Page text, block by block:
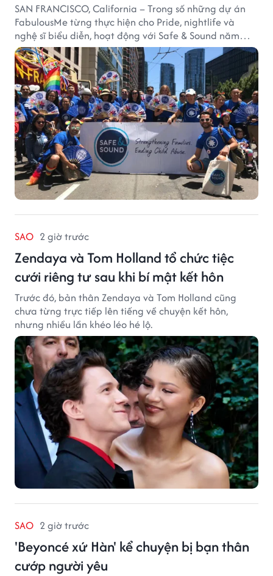
SAN FRANCISCO, California – Trong số những dự án
FabulousMe từng thực hiện cho Pride, nightlife và
nghệ sĩ biểu diễn, hoạt động với Safe & Sound năm
2019 mang một bối cảnh khác biệt. Safe & Sound là tổ
chức phi lợi nhuận tại San Francisco hoạt động trong
lĩnh vực phòng ngừa bạo hành trẻ em, hỗ trợ gia đình
và xây dựng môi trường an toàn cho trẻ em.
SAO 2 giờ trước
Zendaya và Tom Holland tổ chức tiệc
cưới riêng tư sau khi bí mật kết hôn
Trước đó, bản thân Zendaya và Tom Holland cũng
chưa từng trực tiếp lên tiếng về chuyện kết hôn,
nhưng nhiều lần khéo léo hé lộ.
SAO 2 giờ trước
'Beyoncé xứ Hàn' kể chuyện bị bạn thân
cướp người yêu